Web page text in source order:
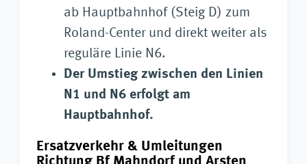
ab Hauptbahnhof (Steig D) zum
Roland-Center und direkt weiter als
reguläre Linie N6.
Der Umstieg zwischen den Linien
N1 und N6 erfolgt am
Hauptbahnhof.
Ersatzverkehr & Umleitungen